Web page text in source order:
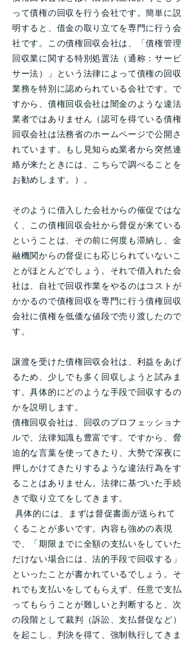
って債権の回収を行う会社です。簡単に説
明すると、借金の取り立てを専門に行う会
社です。この債権回収会社は、「債権管理
回収業に関する特別処置法（通称：サービ
サー法）」という法律によって債権の回収
業務を特別に認められている会社です。で
すから、債権回収会社は闇金のような違法
業者ではありません（認可を得ている債権
回収会社は法務省のホームページで公開さ
れています。もし見知らぬ業者から突然連
絡が来たときには、こちらで調べることを
お勧めします。）。
そのように借入した会社からの催促ではな
く、この債権回収会社から督促が来ている
ということは、その前に何度も滞納し、金
融機関からの督促にも応じられていないこ
とがほとんどでしょう。それで借入れた会
社は、自社で回収作業をやるのはコストが
かかるので債権回収を専門に行う債権回収
会社に債権を低価な値段で売り渡したので
す。
譲渡を受けた債権回収会社は、利益をあげ
るため、少しでも多く回収しようと試みま
す。具体的にどのような手段で回収するの
かを説明します。
債権回収会社は、回収のプロフェッショナ
ルで、法律知識も豊富です。ですから、脅
迫的な言葉を使ってきたり、大勢で深夜に
押しかけてきたりするような違法行為をす
ることはありません。法律に基づいた手続
きで取り立てをしてきます。
具体的には、まずは督促書面が送られて
くることが多いです。内容も強めの表現
で、「期限までに全額の支払いをしていた
だけない場合には、法的手段で回収する」
といったことが書かれているでしょう。そ
れでも支払いをしてもらえず、任意で支払
ってもらうことが難しいと判断すると、次
の段階として裁判（訴訟、支払督促など）
を起こし、判決を得て、強制執行してきま